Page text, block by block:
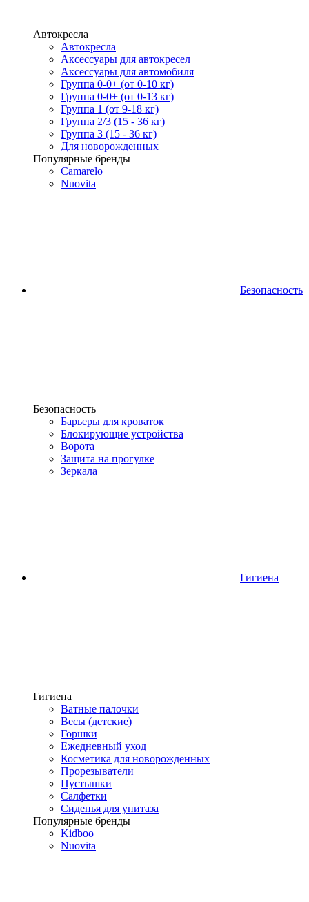
Автокресла
Автокресла
Аксессуары для автокресел
Аксессуары для автомобиля
Группа 0-0+ (от 0-10 кг)
Группа 0-0+ (от 0-13 кг)
Группа 1 (от 9-18 кг)
Группа 2/3 (15 - 36 кг)
Группа 3 (15 - 36 кг)
Для новорожденных
Популярные бренды
Camarelo
Nuovita
Безопасность
Безопасность
Барьеры для кроваток
Блокирующие устройства
Ворота
Защита на прогулке
Зеркала
Гигиена
Гигиена
Ватные палочки
Весы (детские)
Горшки
Ежедневный уход
Косметика для новорожденных
Прорезыватели
Пустышки
Салфетки
Сиденья для унитаза
Популярные бренды
Kidboo
Nuovita